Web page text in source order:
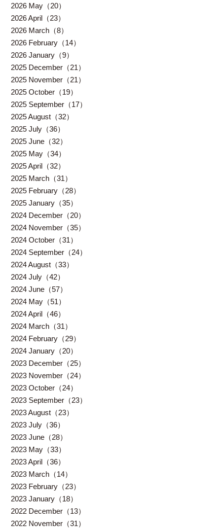
2026 May（20）
2026 April（23）
2026 March（8）
2026 February（14）
2026 January（9）
2025 December（21）
2025 November（21）
2025 October（19）
2025 September（17）
2025 August（32）
2025 July（36）
2025 June（32）
2025 May（34）
2025 April（32）
2025 March（31）
2025 February（28）
2025 January（35）
2024 December（20）
2024 November（35）
2024 October（31）
2024 September（24）
2024 August（33）
2024 July（42）
2024 June（57）
2024 May（51）
2024 April（46）
2024 March（31）
2024 February（29）
2024 January（20）
2023 December（25）
2023 November（24）
2023 October（24）
2023 September（23）
2023 August（23）
2023 July（36）
2023 June（28）
2023 May（33）
2023 April（36）
2023 March（14）
2023 February（23）
2023 January（18）
2022 December（13）
2022 November（31）